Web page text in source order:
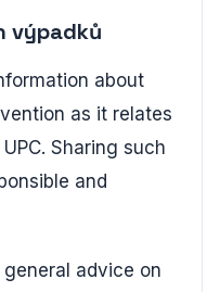
výpadků
about
as it relates
Sharing such
and
advice on